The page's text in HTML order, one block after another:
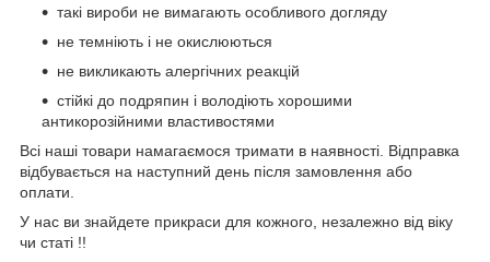
такі вироби не вимагають особливого догляду
не темніють і не окислюються
не викликають алергічних реакцій
стійкі до подряпин і володіють хорошими
антикорозійними властивостями
Всі наші товари намагаємося тримати в наявності. Відправка
відбувається на наступний день після замовлення або
оплати.
У нас ви знайдете прикраси для кожного, незалежно від віку
чи статі !!